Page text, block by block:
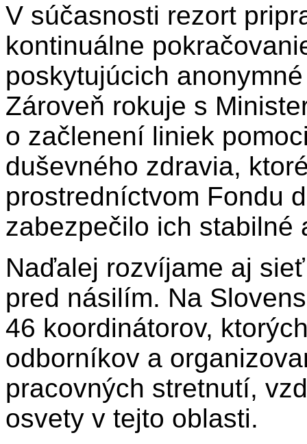
V súčasnosti rezort
kontinuálne
poskytujúcich
Zároveň rokuje s
o začlenení liniek
duševného zdravia,
prostredníctvom Fondu
zabezpečilo ich stabilné
Naďalej rozvíjame aj
pred násilím. Na
46 koordinátorov,
odborníkov a
pracovných stretnutí,
osvety v tejto oblasti.